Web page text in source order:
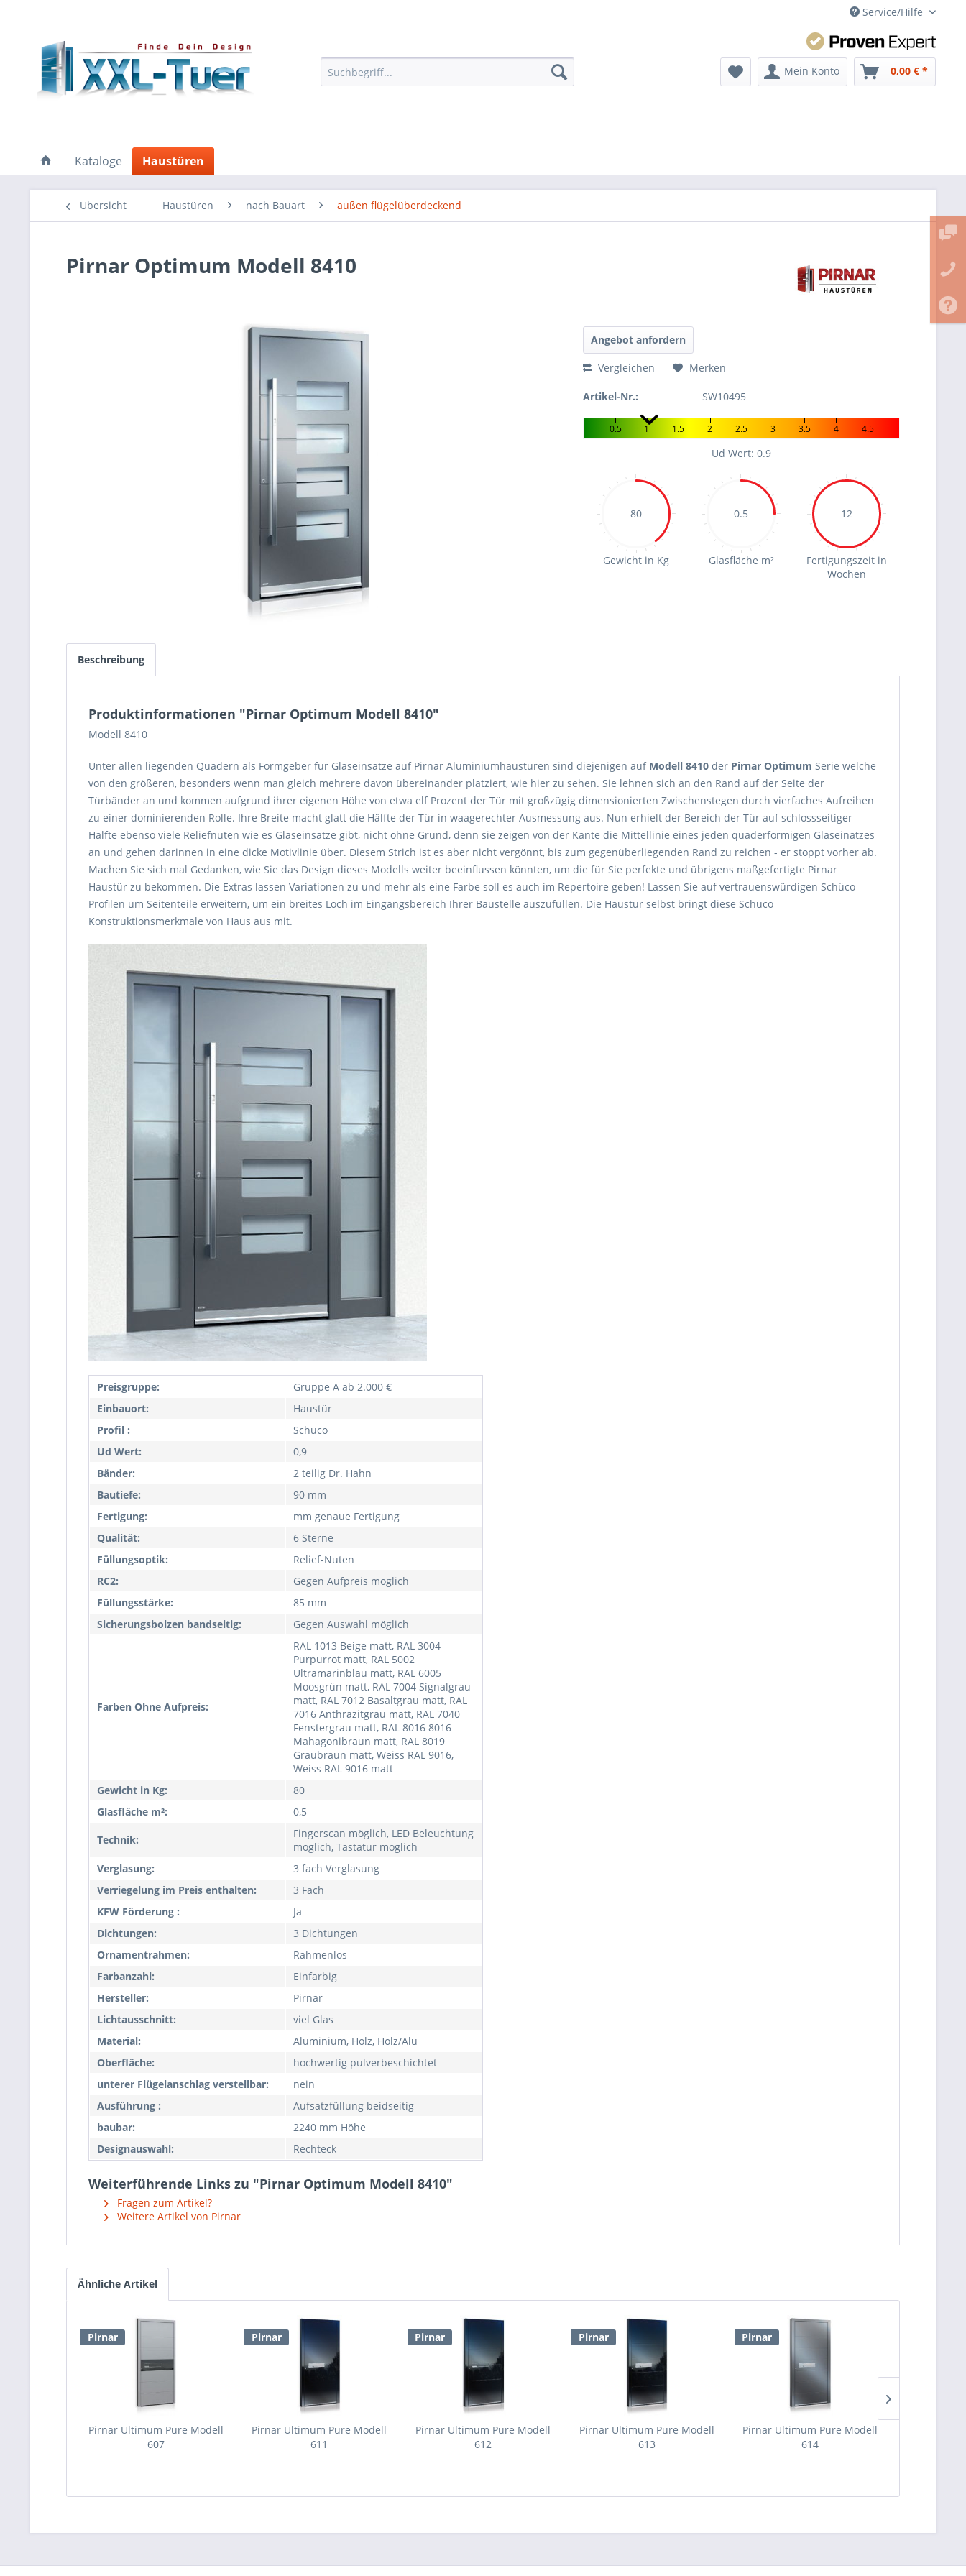
Service/Hilfe
Mein Konto 0,00 € *
Kataloge Haustüren
Übersicht Haustüren nach Bauart außen flügelüberdeckend
Pirnar Optimum Modell 8410
Angebot anfordern
Vergleichen Merken
Artikel-Nr.: SW10495
0.5 1 1.5 2 2.5 3 3.5 4 4.5
Ud Wert: 0.9
80
Gewicht in Kg
0.5
Glasfläche m²
12
Fertigungszeit in
Wochen
Beschreibung
Produktinformationen "Pirnar Optimum Modell 8410"
Modell 8410
Unter allen liegenden Quadern als Formgeber für Glaseinsätze auf Pirnar Aluminiumhaustüren sind diejenigen auf Modell 8410 der Pirnar Optimum Serie welche
von den größeren, besonders wenn man gleich mehrere davon übereinander platziert, wie hier zu sehen. Sie lehnen sich an den Rand auf der Seite der
Türbänder an und kommen aufgrund ihrer eigenen Höhe von etwa elf Prozent der Tür mit großzügig dimensionierten Zwischenstegen durch vierfaches Aufreihen
zu einer dominierenden Rolle. Ihre Breite macht glatt die Hälfte der Tür in waagerechter Ausmessung aus. Nun erhielt der Bereich der Tür auf schlossseitiger
Hälfte ebenso viele Reliefnuten wie es Glaseinsätze gibt, nicht ohne Grund, denn sie zeigen von der Kante die Mittellinie eines jeden quaderförmigen Glaseinatzes
an und gehen darinnen in eine dicke Motivlinie über. Diesem Strich ist es aber nicht vergönnt, bis zum gegenüberliegenden Rand zu reichen - er stoppt vorher ab.
Machen Sie sich mal Gedanken, wie Sie das Design dieses Modells weiter beeinflussen könnten, um die für Sie perfekte und übrigens maßgefertigte Pirnar
Haustür zu bekommen. Die Extras lassen Variationen zu und mehr als eine Farbe soll es auch im Repertoire geben! Lassen Sie auf vertrauenswürdigen Schüco
Profilen um Seitenteile erweitern, um ein breites Loch im Eingangsbereich Ihrer Baustelle auszufüllen. Die Haustür selbst bringt diese Schüco
Konstruktionsmerkmale von Haus aus mit.
Preisgruppe:
Gruppe A ab 2.000 €
Einbauort:
Haustür
Profil :
Schüco
Ud Wert:
0,9
Bänder:
2 teilig Dr. Hahn
Bautiefe:
90 mm
Fertigung:
mm genaue Fertigung
Qualität:
6 Sterne
Füllungsoptik:
Relief-Nuten
RC2:
Gegen Aufpreis möglich
Füllungsstärke:
85 mm
Sicherungsbolzen bandseitig:
Gegen Auswahl möglich
Farben Ohne Aufpreis:
RAL 1013 Beige matt, RAL 3004
Purpurrot matt, RAL 5002
Ultramarinblau matt, RAL 6005
Moosgrün matt, RAL 7004 Signalgrau
matt, RAL 7012 Basaltgrau matt, RAL
7016 Anthrazitgrau matt, RAL 7040
Fenstergrau matt, RAL 8016 8016
Mahagonibraun matt, RAL 8019
Graubraun matt, Weiss RAL 9016,
Weiss RAL 9016 matt
Gewicht in Kg:
80
Glasfläche m²:
0,5
Technik:
Fingerscan möglich, LED Beleuchtung
möglich, Tastatur möglich
Verglasung:
3 fach Verglasung
Verriegelung im Preis enthalten:
3 Fach
KFW Förderung :
Ja
Dichtungen:
3 Dichtungen
Ornamentrahmen:
Rahmenlos
Farbanzahl:
Einfarbig
Hersteller:
Pirnar
Lichtausschnitt:
viel Glas
Material:
Aluminium, Holz, Holz/Alu
Oberfläche:
hochwertig pulverbeschichtet
unterer Flügelanschlag verstellbar:
nein
Ausführung :
Aufsatzfüllung beidseitig
baubar:
2240 mm Höhe
Designauswahl:
Rechteck
Weiterführende Links zu "Pirnar Optimum Modell 8410"
Fragen zum Artikel?
Weitere Artikel von Pirnar
Ähnliche Artikel
Pirnar
Pirnar Ultimum Pure Modell
607
Pirnar
Pirnar Ultimum Pure Modell
611
Pirnar
Pirnar Ultimum Pure Modell
612
Pirnar
Pirnar Ultimum Pure Modell
613
Pirnar
Pirnar Ultimum Pure Modell
614